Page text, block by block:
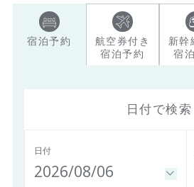
宿泊予約
航空券付き
宿泊予約
新幹
宿
日付で検索
日付
2026/08/06